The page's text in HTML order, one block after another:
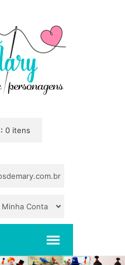
0 itens
Minha Conta